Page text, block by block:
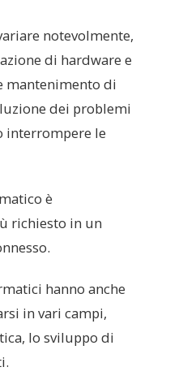
notevolmente,
di hardware e
mantenimento di
dei problemi
interrompere le
è
richiesto in un
hanno anche
in vari campi,
lo sviluppo di